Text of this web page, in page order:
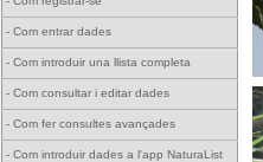
- Com entrar dades
- Com introduir una llista completa
- Com consultar i editar dades
- Com fer consultes avançades
- Com introduir dades a l'app NaturaList